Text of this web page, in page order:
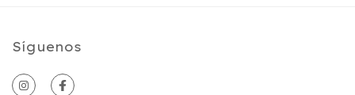
Síguenos